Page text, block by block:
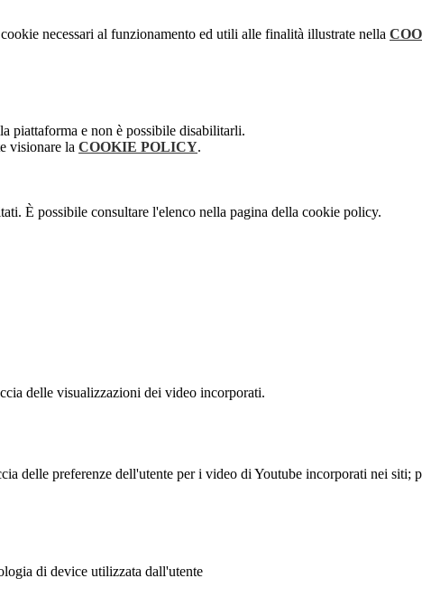
necessari al funzionamento ed utili alle finalità illustrate nella
piattaforma e non è possibile disabilitarli.
visionare la COOKIE POLICY.
È possibile consultare l'elenco nella pagina della cookie policy.
delle visualizzazioni dei video incorporati.
delle preferenze dell'utente per i video di Youtube incorporati nei
di device utilizzata dall'utente